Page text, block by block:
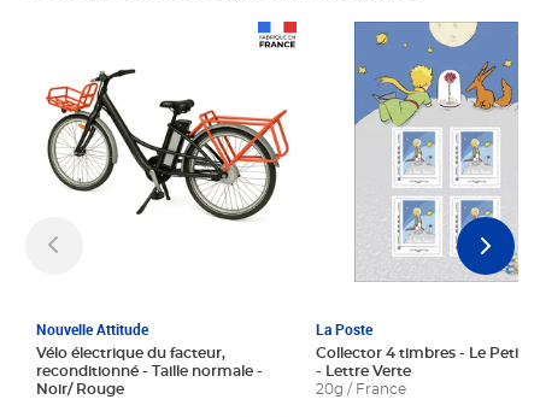
Nouvelle Attitude
Vélo électrique du facteur,
reconditionné - Taille normale -
Noir/ Rouge
La Poste
Collector 4 timbres - Le Petit
- Lettre Verte
20g / France
Prix 6,25€ HT